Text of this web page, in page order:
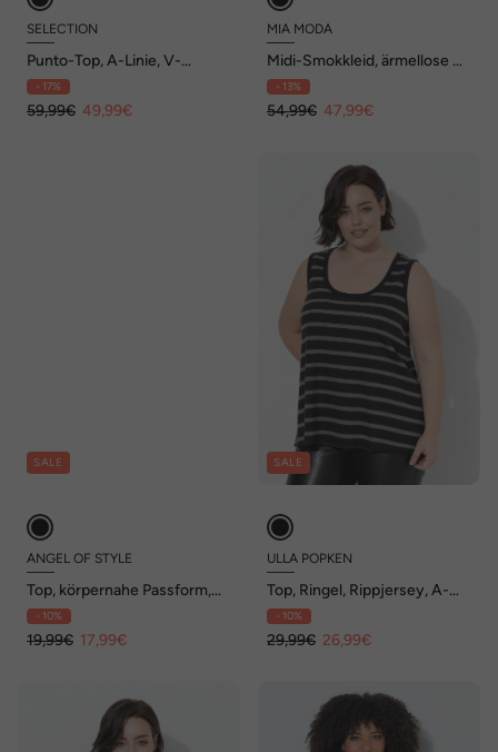
SELECTION
Punto-Top, A-Linie, V-
Ausschnitt, ärmellos
- 17%
59,99€ 49,99€
MIA MODA
Midi-Smokkleid, ärmellose A-
Linie, Blumenmuster
- 13%
54,99€ 47,99€
SALE
ANGEL OF STYLE
Top, körpernahe Passform,
Fransenkanten
- 10%
19,99€ 17,99€
SALE
ULLA POPKEN
Top, Ringel, Rippjersey, A-
Linie, Rundhals, ärmellos
- 10%
29,99€ 26,99€